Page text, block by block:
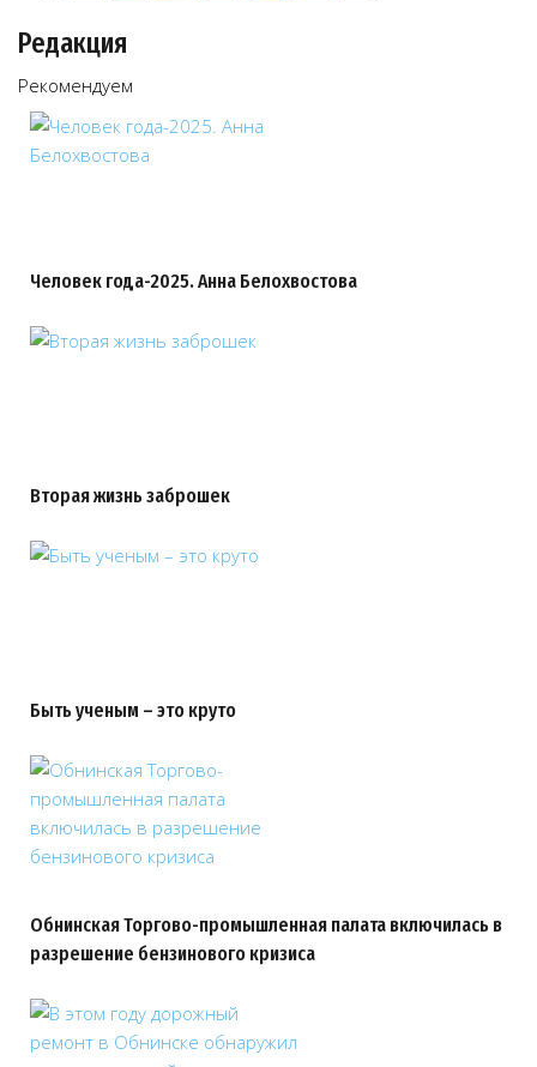
Редакция
Рекомендуем
Человек года-2025. Анна Белохвостова
Вторая жизнь заброшек
Быть ученым – это круто
Обнинская Торгово-промышленная палата включилась в
разрешение бензинового кризиса